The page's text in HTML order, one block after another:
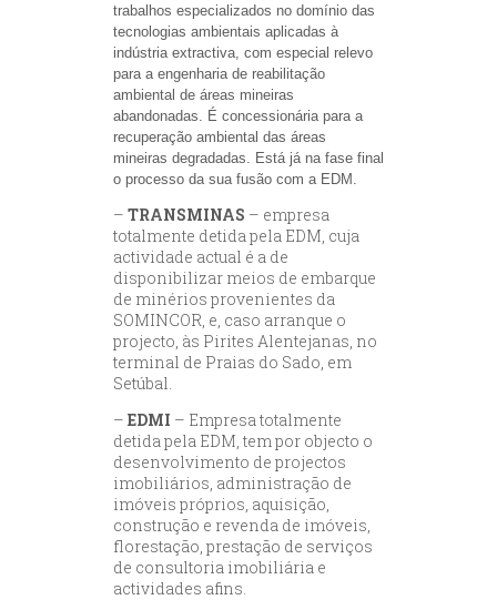
trabalhos especializados no domínio das
tecnologias ambientais aplicadas à
indústria extractiva, com especial relevo
para a engenharia de reabilitação
ambiental de áreas mineiras
abandonadas. É concessionária para a
recuperação ambiental das áreas
mineiras degradadas. Está já na fase final
o processo da sua fusão com a EDM.
– TRANSMINAS – empresa
totalmente detida pela EDM, cuja
actividade actual é a de
disponibilizar meios de embarque
de minérios provenientes da
SOMINCOR, e, caso arranque o
projecto, às Pirites Alentejanas, no
terminal de Praias do Sado, em
Setúbal.
– EDMI – Empresa totalmente
detida pela EDM, tem por objecto o
desenvolvimento de projectos
imobiliários, administração de
imóveis próprios, aquisição,
construção e revenda de imóveis,
florestação, prestação de serviços
de consultoria imobiliária e
actividades afins.